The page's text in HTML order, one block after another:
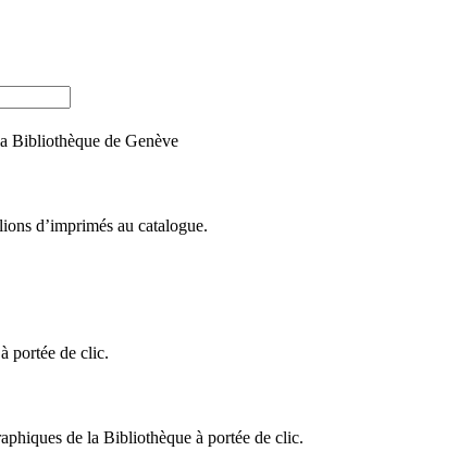
Bibliothèque de Genève
d’imprimés au catalogue.
portée de clic.
de la Bibliothèque à portée de clic.